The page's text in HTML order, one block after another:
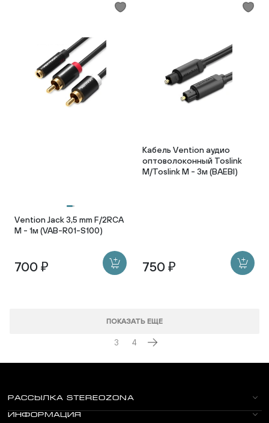
Vention Jack 3,5 mm F/2RCA
M - 1м (VAB-R01-S100)
700 ₽
Кабель Vention аудио
оптоволоконный Toslink
M/Toslink M - 3м (BAEBI)
750 ₽
ПОКАЗАТЬ ЕЩЕ
3 4
РАССЫЛКА STEREOZONA
ИНФОРМАЦИЯ